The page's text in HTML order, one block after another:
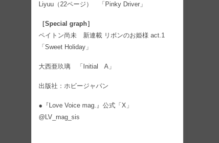
Liyuu（22ページ） 「Pinky Driver」
［Special graph］
ペイトン尚未 新連載 リボンのお姫様 act.1
「Sweet Holiday」
大西亜玖璃 「Initial A」
出版社：ホビージャパン
●『Love Voice mag.』公式「X」
@LV_mag_sis